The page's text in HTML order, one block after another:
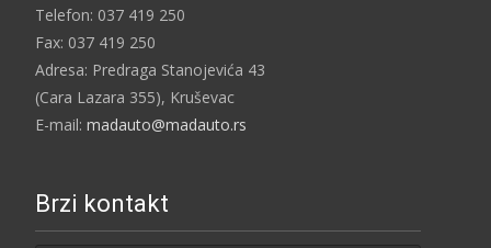
Telefon: 037 419 250
Fax: 037 419 250
Adresa: Predraga Stanojevića 43
(Cara Lazara 355), Kruševac
E-mail: madauto@madauto.rs
Brzi kontakt